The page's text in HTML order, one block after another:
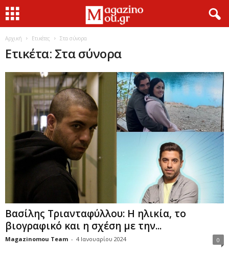
Αρχική Ετικέτες Στα σύνορα
Ετικέτα: Στα σύνορα
Βασίλης Τριανταφύλλου: Η ηλικία, το
βιογραφικό και η σχέση με την...
Magazinomou Team - 4 Ιανουαρίου 2024 0